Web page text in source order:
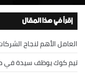
إقرأ في هذا المقال
العامل الأهم لنجاح
تيم كوك يوظف سيدة في